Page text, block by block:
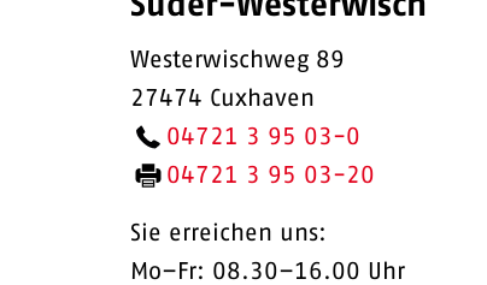
Westerwischweg 89
27474 Cuxhaven
04721 3 95 03-0
04721 3 95 03-20
Sie erreichen uns:
Mo–Fr: 08.30–16.00 Uhr